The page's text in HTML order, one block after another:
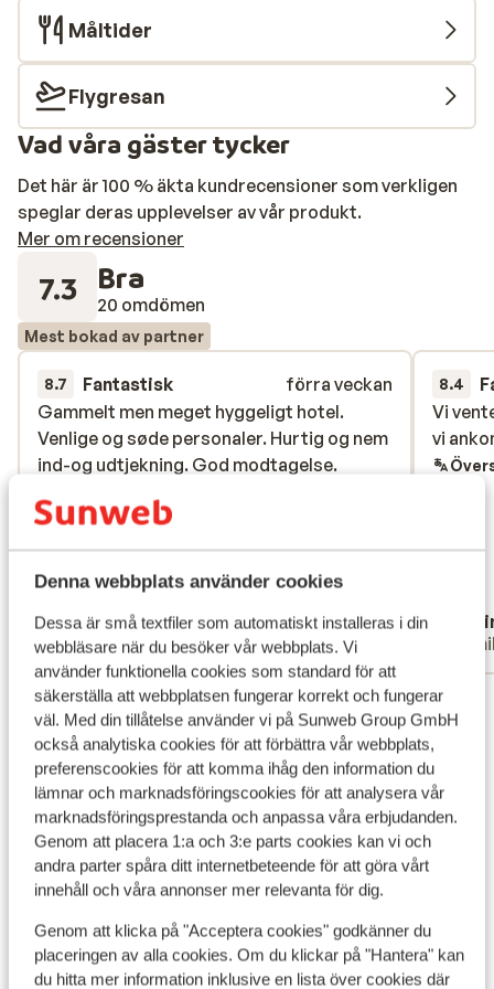
Denna webbplats använder cookies
Dessa är små textfiler som automatiskt installeras i din
webbläsare när du besöker vår webbplats. Vi
använder funktionella cookies som standard för att
säkerställa att webbplatsen fungerar korrekt och fungerar
väl. Med din tillåtelse använder vi på Sunweb Group GmbH
också analytiska cookies för att förbättra vår webbplats,
preferenscookies för att komma ihåg den information du
lämnar och marknadsföringscookies för att analysera vår
marknadsföringsprestanda och anpassa våra erbjudanden.
Genom att placera 1:a och 3:e parts cookies kan vi och
andra parter spåra ditt internetbeteende för att göra vårt
innehåll och våra annonser mer relevanta för dig.
Genom att klicka på "Acceptera cookies" godkänner du
placeringen av alla cookies. Om du klickar på "Hantera" kan
du hitta mer information inklusive en lista över cookies där
Måltider
Flygresan
Vad våra gäster tycker
Det här är 100 % äkta kundrecensioner som verkligen
speglar deras upplevelser av vår produkt.
Mer om recensioner
7.3 Bra
20 omdömen
Mest bokad av partner
8.7 Fantastisk
förra veckan
Gammelt men meget hyggeligt hotel.
Venlige og søde personaler. Hurtig og nem
ind-og udtjekning. God modtagelse.
Sunwebguiden på dag 2. Ingen aircondition
på fællesarealer og kun udlevering af et
strandhåndklæde som en del af “pakken”
Gammelt men meget hyggeligt hotel.
Venlige og søde personaler. Hurtig og nem
ind-og udtjekning. God modtagelse.
Sunwebguiden på dag 2. Ingen aircondition
på fællesarealer og kun udlevering af et
strandhåndklæde som en...
Översätt till svenska
Annemarie
Familj
8.4
Vi
vi
Vi
vi
Visa alla 20 omdömen
Läge
Visa på karta